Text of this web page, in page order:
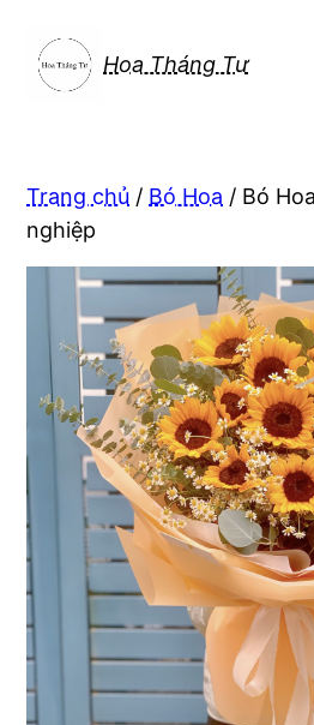
phần
Hoa Tháng Tư
Trang chủ / Bó Hoa / Bó
nghiệp